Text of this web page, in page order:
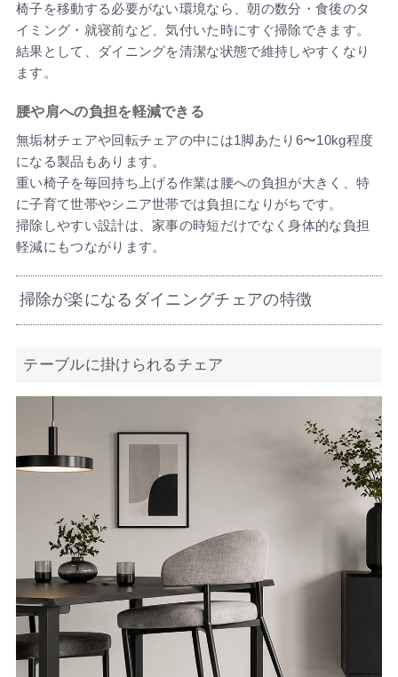
椅子を移動する必要がない環境なら、朝の数分・食後のタ
イミング・就寝前など、気付いた時にすぐ掃除できます。
結果として、ダイニングを清潔な状態で維持しやすくなり
ます。
腰や肩への負担を軽減できる
無垢材チェアや回転チェアの中には1脚あたり6〜10kg程度
になる製品もあります。
重い椅子を毎回持ち上げる作業は腰への負担が大きく、特
に子育て世帯やシニア世帯では負担になりがちです。
掃除しやすい設計は、家事の時短だけでなく身体的な負担
軽減にもつながります。
掃除が楽になるダイニングチェアの特徴
テーブルに掛けられるチェア